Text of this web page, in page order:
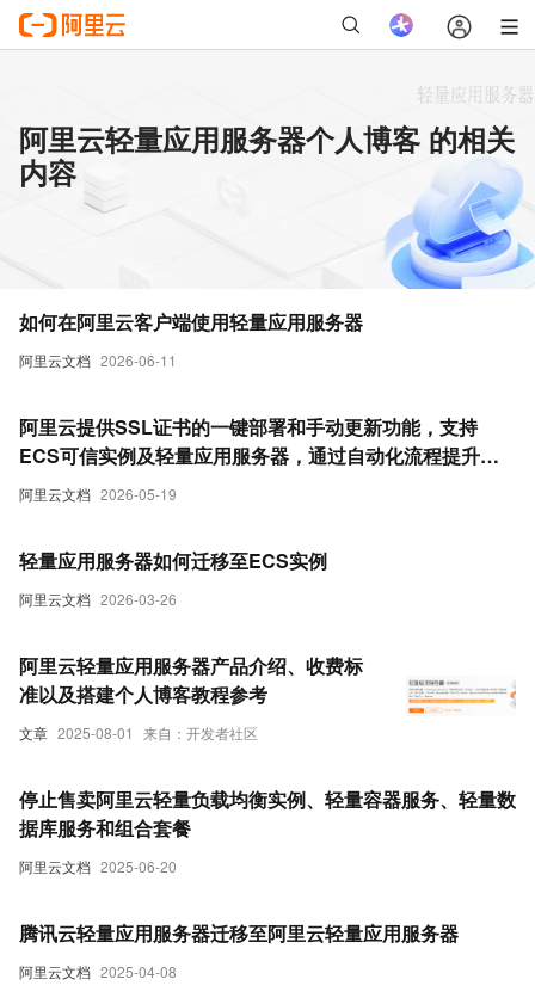
阿里云轻量应用服务器个人博客 的相关
内容
阿里云文档 2026-06-11
如何在阿里云客户端使用轻量应用服务器
阿里云文档 2026-05-19
阿里云提供SSL证书的一键部署和手动更新功能，支持
ECS可信实例及轻量应用服务器，通过自动化流程提升部
署效率并降低配置风险。
阿里云文档 2026-03-26
轻量应用服务器如何迁移至ECS实例
文章 2025-08-01 来自：开发者社区
阿里云轻量应用服务器产品介绍、收费标
准以及搭建个人博客教程参考
阿里云文档 2025-06-20
停止售卖阿里云轻量负载均衡实例、轻量容器服务、轻量数
据库服务和组合套餐
阿里云文档 2025-04-08
腾讯云轻量应用服务器迁移至阿里云轻量应用服务器